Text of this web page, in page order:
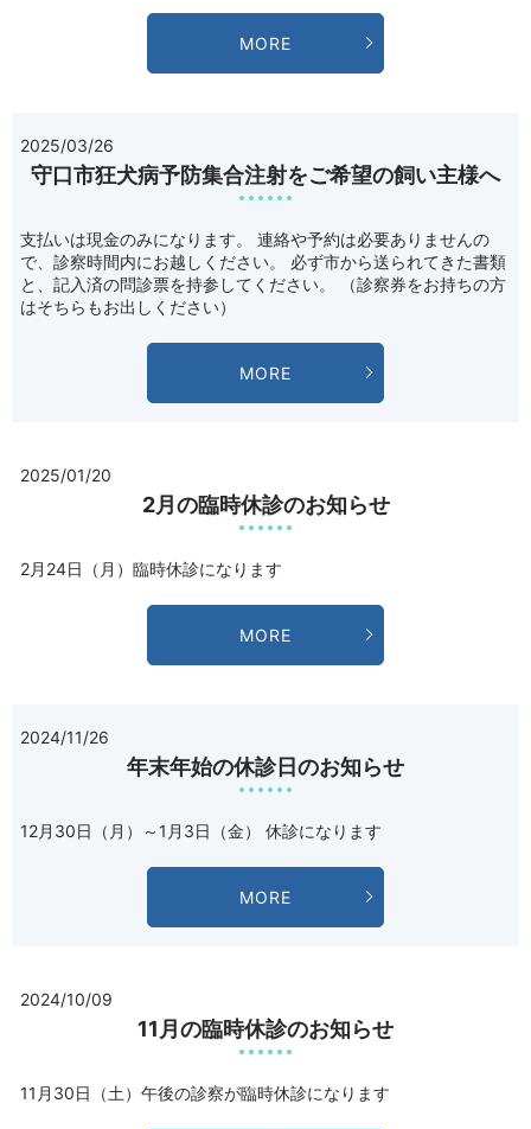
MORE
2025/03/26
守口市狂犬病予防集合注射をご希望の飼い主様へ
支払いは現金のみになります。 連絡や予約は必要ありませんの
で、診察時間内にお越しください。 必ず市から送られてきた書類
と、記入済の問診票を持参してください。 （診察券をお持ちの方
はそちらもお出しください）
MORE
2025/01/20
2月の臨時休診のお知らせ
2月24日（月）臨時休診になります
MORE
2024/11/26
年末年始の休診日のお知らせ
12月30日（月）～1月3日（金） 休診になります
MORE
2024/10/09
11月の臨時休診のお知らせ
11月30日（土）午後の診察が臨時休診になります